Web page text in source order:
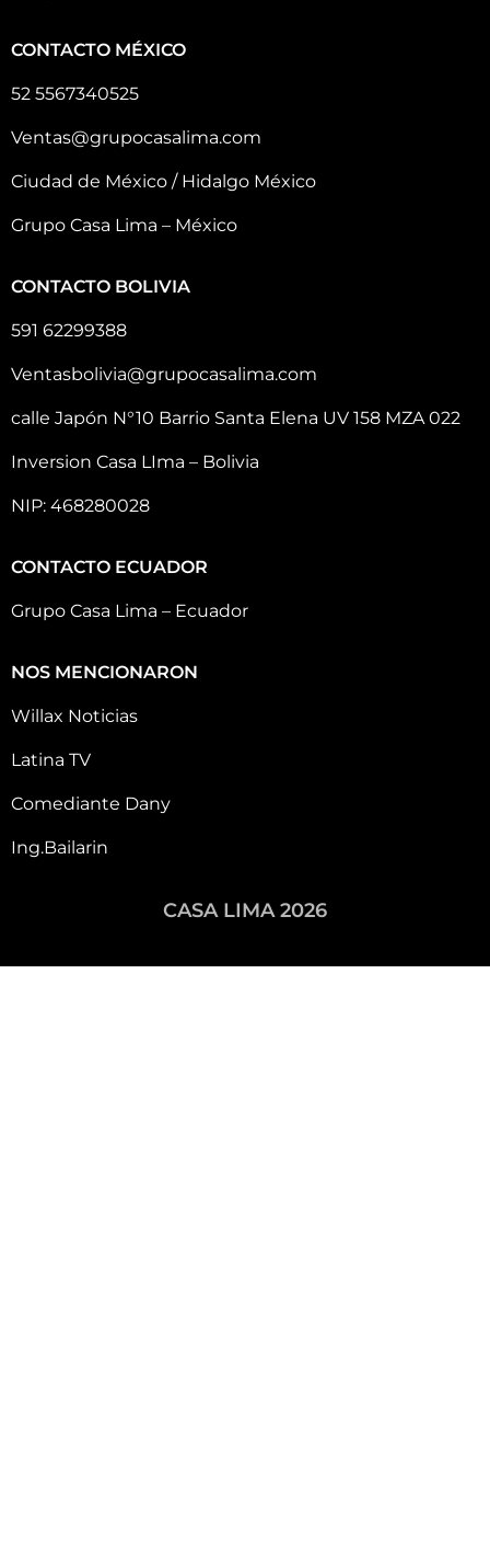
CONTACTO MÉXICO
52 5567340525
Ventas@grupocasalima.com
Ciudad de México / Hidalgo México
Grupo Casa Lima – México
CONTACTO BOLIVIA
591 62299388
Ventasbolivia@grupocasalima.com
calle Japón N°10 Barrio Santa Elena UV 158 MZA 022
Inversion Casa LIma – Bolivia
NIP: 468280028
CONTACTO ECUADOR
Grupo Casa Lima – Ecuador
NOS MENCIONARON
Willax Noticias
Latina TV
Comediante Dany
Ing.Bailarin
CASA LIMA 2026